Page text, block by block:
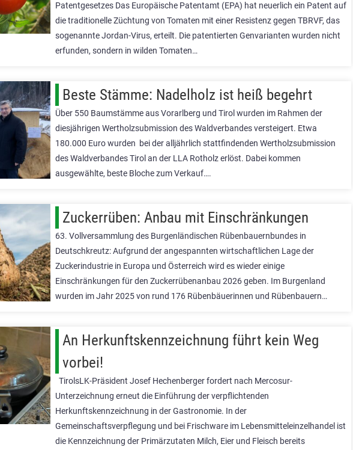
Patentgesetzes Das Europäische Patentamt (EPA) hat neuerlich ein Patent auf
die traditionelle Züchtung von Tomaten mit einer Resistenz gegen TBRVF, das
sogenannte Jordan-Virus, erteilt. Die patentierten Genvarianten wurden nicht
erfunden, sondern in wilden Tomaten…
Beste Stämme: Nadelholz ist heiß begehrt
Über 550 Baumstämme aus Vorarlberg und Tirol wurden im Rahmen der
diesjährigen Wertholzsubmission des Waldverbandes versteigert. Etwa
180.000 Euro wurden bei der alljährlich stattfindenden Wertholzsubmission
des Waldverbandes Tirol an der LLA Rotholz erlöst. Dabei kommen
ausgewählte, beste Bloche zum Verkauf….
Zuckerrüben: Anbau mit Einschränkungen
63. Vollversammlung des Burgenländischen Rübenbauernbundes in
Deutschkreutz: Aufgrund der angespannten wirtschaftlichen Lage der
Zuckerindustrie in Europa und Österreich wird es wieder einige
Einschränkungen für den Zuckerrübenanbau 2026 geben. Im Burgenland
wurden im Jahr 2025 von rund 176 Rübenbäuerinnen und Rübenbauern…
An Herkunftskennzeichnung führt kein Weg
vorbei!
TirolsLK-Präsident Josef Hechenberger fordert nach Mercosur-
Unterzeichnung erneut die Einführung der verpflichtenden
Herkunftskennzeichnung in der Gastronomie. In der
Gemeinschaftsverpflegung und bei Frischware im Lebensmitteleinzelhandel ist
die Kennzeichnung der Primärzutaten Milch, Eier und Fleisch bereits